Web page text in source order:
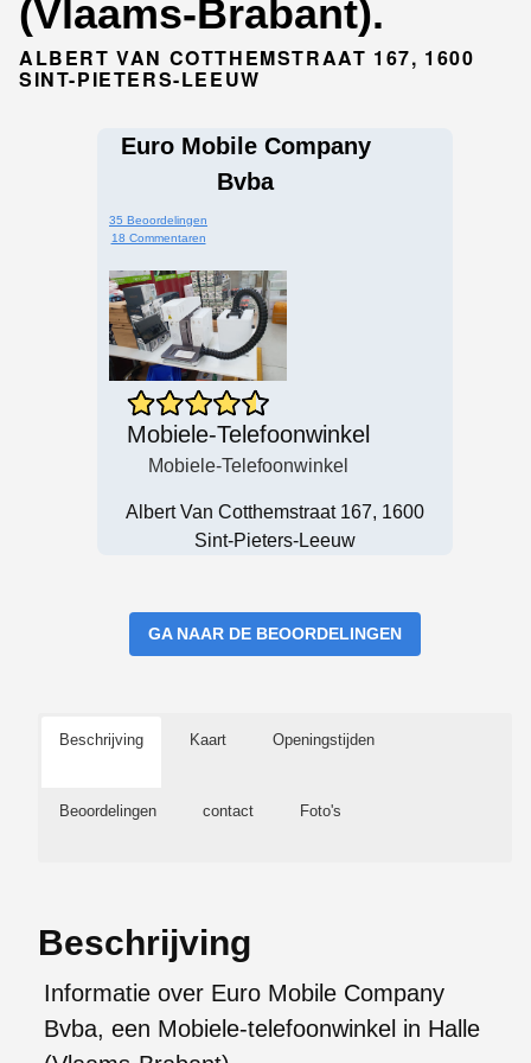
(Vlaams-Brabant).
ALBERT VAN COTTHEMSTRAAT 167, 1600
SINT-PIETERS-LEEUW
Euro Mobile Company
Bvba
35 Beoordelingen
18 Commentaren
Mobiele-Telefoonwinkel
Mobiele-Telefoonwinkel
Albert Van Cotthemstraat 167, 1600
Sint-Pieters-Leeuw
GA NAAR DE BEOORDELINGEN
Beschrijving Kaart Openingstijden
Beoordelingen contact Foto's
Beschrijving
Informatie over Euro Mobile Company
Bvba, een Mobiele-telefoonwinkel in Halle